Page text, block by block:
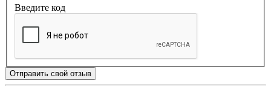
Введите код
Отправить свой отзыв